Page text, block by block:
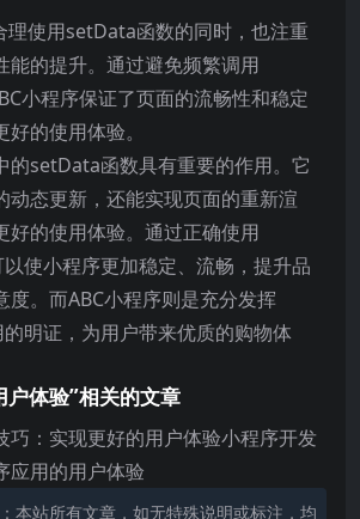
理使用setData函数的同时，也注重
能的提升。通过避免频繁调用
小程序保证了页面的流畅性和稳定
的使用体验。
的setData函数具有重要的作用。它
动态更新，还能实现页面的重新渲
好的使用体验。通过正确使用
使小程序更加稳定、流畅，提升品
度。而ABC小程序则是充分发挥
明证，为用户带来优质的购物体
户体验”相关的文章
巧：实现更好的用户体验小程序开发
应用的用户体验
本站所有文章，如无特殊说明或标注，均